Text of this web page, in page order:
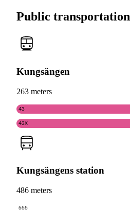
Public transportation
Kungsängen
263 meters
43
43X
Kungsängens station
486 meters
555